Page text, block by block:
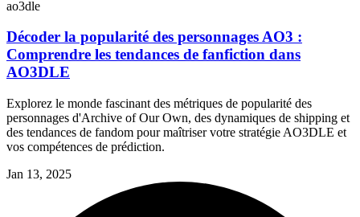
ao3dle
Décoder la popularité des personnages AO3 :
Comprendre les tendances de fanfiction dans
AO3DLE
Explorez le monde fascinant des métriques de popularité des
personnages d'Archive of Our Own, des dynamiques de shipping et
des tendances de fandom pour maîtriser votre stratégie AO3DLE et
vos compétences de prédiction.
Jan 13, 2025